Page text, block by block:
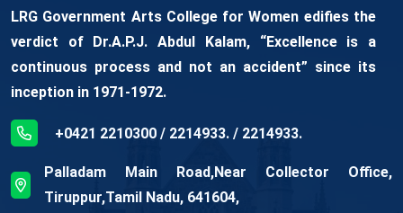
LRG Government Arts College for Women edifies the
verdict of Dr.A.P.J. Abdul Kalam, “Excellence is a
continuous process and not an accident” since its
inception in 1971-1972.
+0421 2210300 / 2214933. / 2214933.
Palladam Main Road,Near Collector Office,
Tiruppur,Tamil Nadu, 641604,